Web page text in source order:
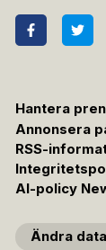
Hantera
Annonsera
RSS-
AI-policy
Ändra